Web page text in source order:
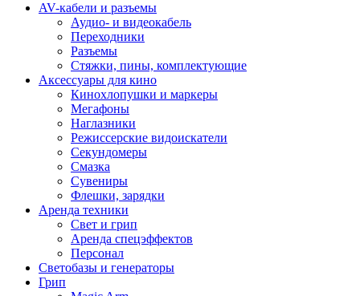
AV-кабели и разъемы
Аудио- и видеокабель
Переходники
Разъемы
Стяжки, пины, комплектующие
Аксессуары для кино
Кинохлопушки и маркеры
Мегафоны
Наглазники
Режиссерские видоискатели
Секундомеры
Смазка
Сувениры
Флешки, зарядки
Аренда техники
Свет и грип
Аренда спецэффектов
Персонал
Светобазы и генераторы
Грип